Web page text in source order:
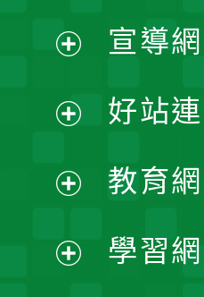
開
選
單
開
選
開
宣導
好站
教育
學習